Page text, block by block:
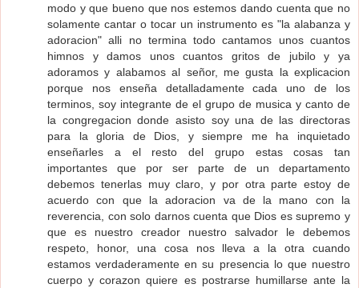
modo y que bueno que nos estemos dando cuenta que no
solamente cantar o tocar un instrumento es "la alabanza y
adoracion" alli no termina todo cantamos unos cuantos
himnos y damos unos cuantos gritos de jubilo y ya
adoramos y alabamos al señor, me gusta la explicacion
porque nos enseña detalladamente cada uno de los
terminos, soy integrante de el grupo de musica y canto de
la congregacion donde asisto soy una de las directoras
para la gloria de Dios, y siempre me ha inquietado
enseñarles a el resto del grupo estas cosas tan
importantes que por ser parte de un departamento
debemos tenerlas muy claro, y por otra parte estoy de
acuerdo con que la adoracion va de la mano con la
reverencia, con solo darnos cuenta que Dios es supremo y
que es nuestro creador nuestro salvador le debemos
respeto, honor, una cosa nos lleva a la otra cuando
estamos verdaderamente en su presencia lo que nuestro
cuerpo y corazon quiere es postrarse humillarse ante la